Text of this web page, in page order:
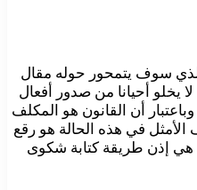
سوف يتمحور حوله مقال
يخلو أحيانا من صدور أفعال
أن القانون هو المكلف
الأمثل في هذه الحالة هو رقع
إذن طريقة كتابة شكوى